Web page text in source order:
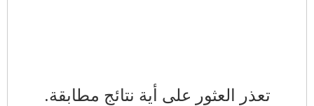
تعذر العثور على أية نتائج مطابقة.